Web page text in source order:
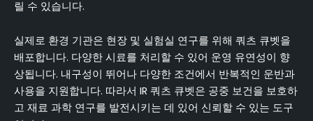
릴 수 있습니다.
실제로 환경 기관은 현장 및 실험실 연구를 위해 쿼츠 큐벳을
배포합니다. 다양한 시료를 처리할 수 있어 운영 유연성이 향
상됩니다. 내구성이 뛰어나 다양한 조건에서 반복적인 운반과
사용을 지원합니다. 따라서 IR 쿼츠 큐벳은 공중 보건을 보호하
고 재료 과학 연구를 발전시키는 데 있어 신뢰할 수 있는 도구